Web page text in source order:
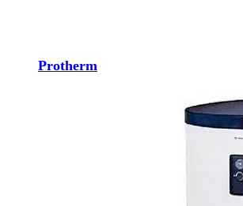
Protherm